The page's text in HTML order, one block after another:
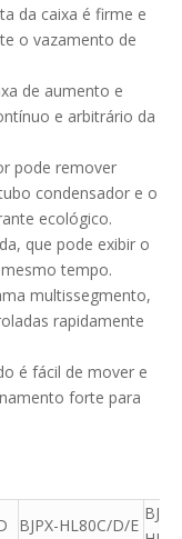
da caixa é firme e
o vazamento de
de aumento e
e arbitrário da
pode remover
condensador e o
ecológico.
que pode exibir o
tempo.
multissegmento,
rapidamente
é fácil de mover e
forte para
BJPX-HL80C/D/E